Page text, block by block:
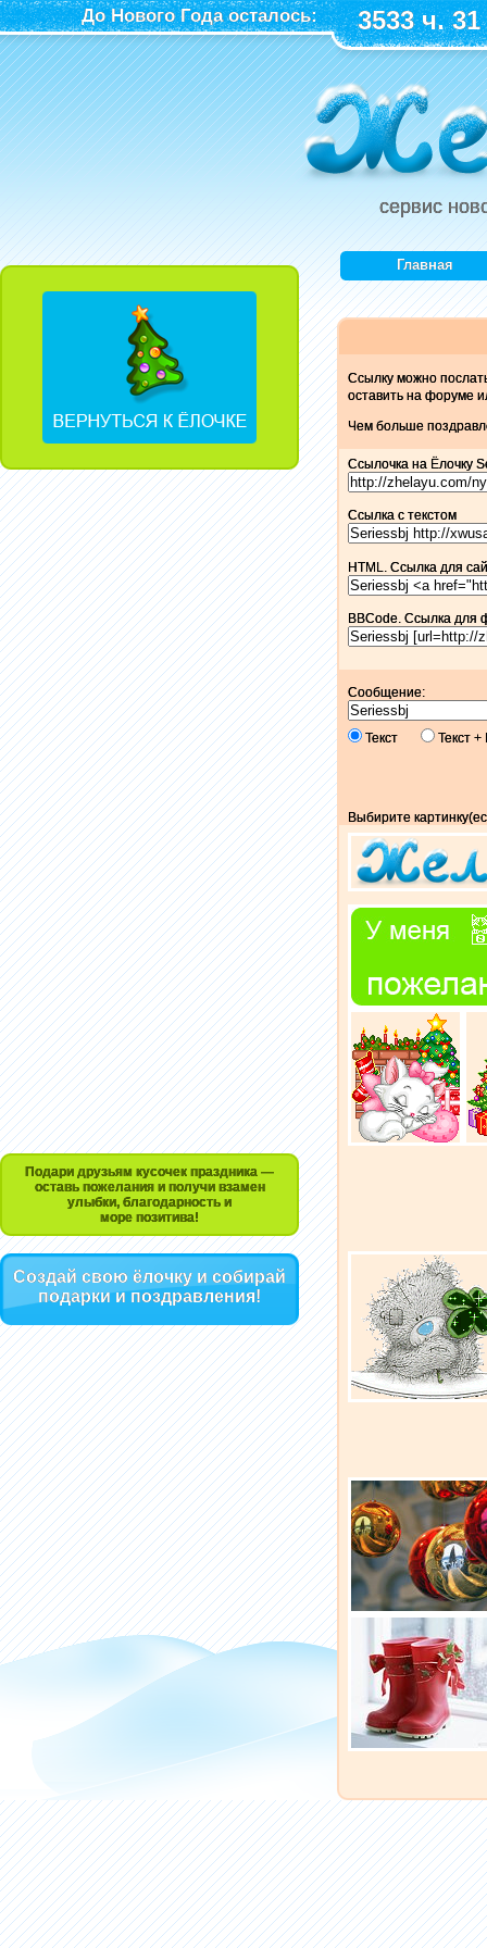
До Нового Года осталось: 3533 ч.
сервис
Подари друзьям кусочек праздника —
оставь пожелания и получи взамен
улыбки, благодарность и
море позитива!
Создай свою ёлочку и собирай
подарки и поздравления!
Главная
Ссылку можно
оставить на форуме
Чем больше
Ссылочка на Ёлочку
Ссылка c текстом
HTML. Ссылка для
BBCode. Ссылка для
Сообщение:
Текст Текст
Выбирите